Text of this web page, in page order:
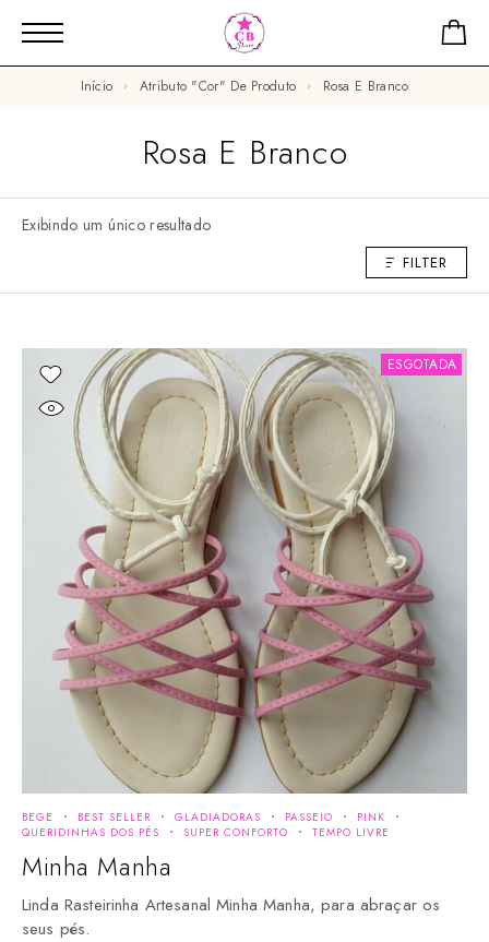
Início Atributo "Cor" De Produto Rosa E Branco
Rosa E Branco
Exibindo um único resultado
FILTER
ESGOTADA
BEGE BEST SELLER GLADIADORAS PASSEIO
PINK
QUERIDINHAS DOS PÉS
SUPER CONFORTO TEMPO LIVRE
Minha Manha
Linda Rasteirinha Artesanal Minha Manha, para abraçar os
seus pés.